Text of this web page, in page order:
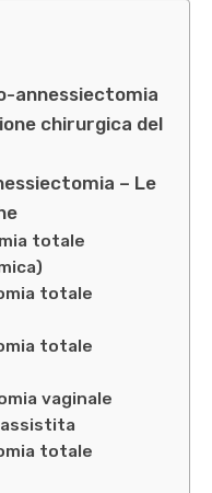
annessiectomia
chirurgica del
– Le
totale
totale
totale
vaginale
totale